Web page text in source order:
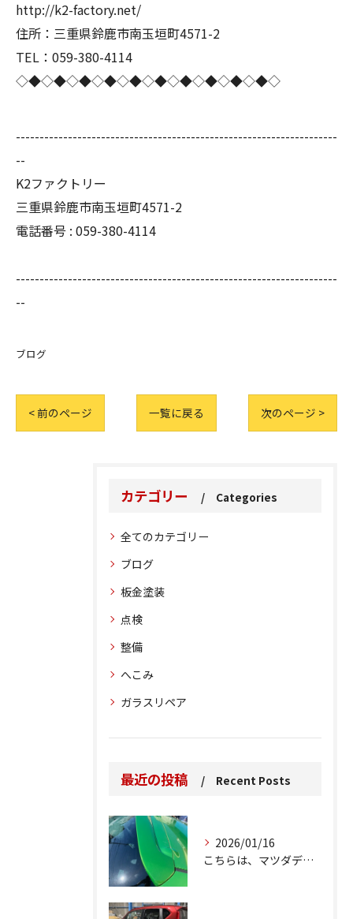
http://k2-factory.net/
住所：三重県鈴鹿市南玉垣町4571-2
TEL：059-380-4114
◇◆◇◆◇◆◇◆◇◆◇◆◇◆◇◆◇◆◇◆◇
--------------------------------------------------------------------
--
K2ファクトリー
三重県鈴鹿市南玉垣町4571-2
電話番号 : 059-380-4114
--------------------------------------------------------------------
--
ブログ
< 前のページ 一覧に戻る 次のページ >
カテゴリー Categories
全てのカテゴリー
ブログ
板金塗装
点検
整備
へこみ
ガラスリペア
最近の投稿 Recent Posts
2026/01/16
こちらは、マツダデミオのゲートのルーフスポイラーで、経年劣化...